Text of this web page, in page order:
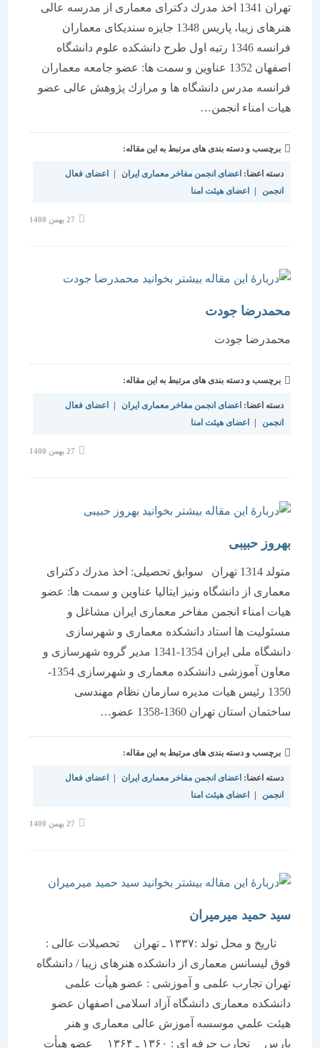
تهران 1341 اخذ مدرك دكترای معماری از مدرسه عالی
هنرهای زیبا، پاریس 1348 جایزه سندیكای معماران
فرانسه 1346 رتبه اول طرح دانشكده علوم دانشگاه
اصفهان 1352 عناوین و سمت ها: عضو جامعه معماران
فرانسه مدرس دانشگاه ها و مرازك پژوهش عالی عضو
هیات امناء انجمن…
برچسب و دسته بندی های مرتبط به این مقاله:
دسته اعضا:اعضای انجمن مفاخر معماری ایران | اعضای فعال
اعضای هیئت امنا
محمدرضا جودت
محمدرضا جودت
برچسب و دسته بندی های مرتبط به این مقاله:
دسته اعضا:اعضای انجمن مفاخر معماری ایران | اعضای فعال
اعضای هیئت امنا
بهروز حبیبی
متولد 1314 تهران سوابق تحصیلی: اخذ مدرك دكترای
معماری از دانشگاه ونیز ایتالیا عناوین و سمت ها: عضو
هیات امناء انجمن مفاخر معماری ایران مشاغل و
مسئولیت ها استاد دانشكده معماری و شهرسازی
دانشگاه ملی ایران 1354-1341 مدیر گروه شهرسازی و
معاون آموزشی دانشكده معماری و شهرسازی 1354-
1350 رئیس هیات مدیره سازمان نظام مهندسی
ساختمان استان تهران 1360-1358 عضو…
برچسب و دسته بندی های مرتبط به این مقاله:
دسته اعضا:اعضای انجمن مفاخر معماری ایران | اعضای فعال
| اعضای هیئت امنا
سید حمید میرمیران
تاریخ و محل تولد :۱۳۳۷ ـ تهران تحصیلات عالی :
فوق لیسانس معماری از دانشکده هنرهای زیبا / دانشگاه
تهران تجارب علمی و آموزشی : عضو هیأت علمی
دانشکده معماری دانشگاه آزاد اسلامی اصفهان عضو
هيئت علمي موسسه آموزش عالی معماری و هنر
پارس تجارب حرفه ای : ۱۳۶۰ ـ ۱۳۶۴ عضو هیأت